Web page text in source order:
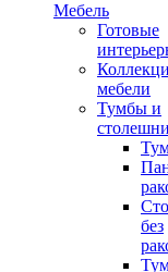
Мебель
Готовые
мебели
Тумбы и
без